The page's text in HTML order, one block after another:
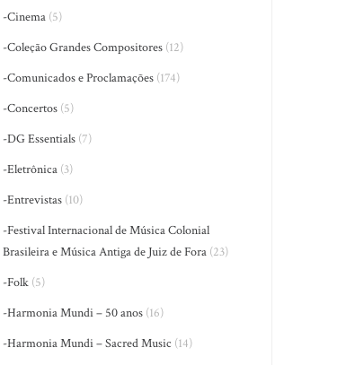
-Cinema (5)
-Coleção Grandes Compositores (12)
-Comunicados e Proclamações (174)
-Concertos (5)
-DG Essentials (7)
-Eletrônica (3)
-Entrevistas (10)
-Festival Internacional de Música Colonial
Brasileira e Música Antiga de Juiz de Fora (23)
-Folk (5)
-Harmonia Mundi – 50 anos (16)
-Harmonia Mundi – Sacred Music (14)